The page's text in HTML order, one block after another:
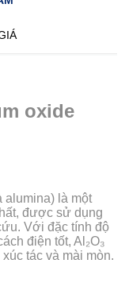
oxide
alumina) là một
được sử dụng
Với đặc tính độ
điện tốt, Al₂O₃
tác và mài mòn.